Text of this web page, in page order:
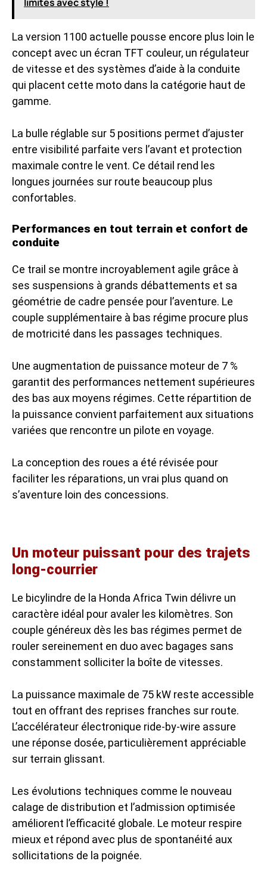
La version 1100 actuelle pousse encore plus loin le
concept avec un écran TFT couleur, un régulateur
de vitesse et des systèmes d’aide à la conduite
qui placent cette moto dans la catégorie haut de
gamme.
La bulle réglable sur 5 positions permet d’ajuster
entre visibilité parfaite vers l’avant et protection
maximale contre le vent. Ce détail rend les
longues journées sur route beaucoup plus
confortables.
Performances en tout terrain et confort de
conduite
Ce trail se montre incroyablement agile grâce à
ses suspensions à grands débattements et sa
géométrie de cadre pensée pour l’aventure. Le
couple supplémentaire à bas régime procure plus
de motricité dans les passages techniques.
Une augmentation de puissance moteur de 7 %
garantit des performances nettement supérieures
des bas aux moyens régimes. Cette répartition de
la puissance convient parfaitement aux situations
variées que rencontre un pilote en voyage.
La conception des roues a été révisée pour
faciliter les réparations, un vrai plus quand on
s’aventure loin des concessions.
Un moteur puissant pour des trajets
long-courrier
Le bicylindre de la Honda Africa Twin délivre un
caractère idéal pour avaler les kilomètres. Son
couple généreux dès les bas régimes permet de
rouler sereinement en duo avec bagages sans
constamment solliciter la boîte de vitesses.
La puissance maximale de 75 kW reste accessible
tout en offrant des reprises franches sur route.
L’accélérateur électronique ride-by-wire assure
une réponse dosée, particulièrement appréciable
sur terrain glissant.
Les évolutions techniques comme le nouveau
calage de distribution et l’admission optimisée
améliorent l’efficacité globale. Le moteur respire
mieux et répond avec plus de spontanéité aux
sollicitations de la poignée.